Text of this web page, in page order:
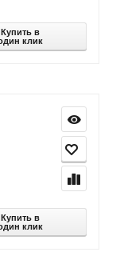
Купить в
клик
Купить в
клик